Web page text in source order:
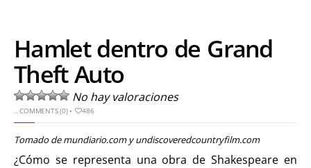
Hamlet dentro de Grand
Theft Auto
No hay valoraciones
..COMMENTS (0)• 486
Tomado de mundiario.com y undiscoveredcountryfilm.com
¿Cómo se representa una obra de Shakespeare en